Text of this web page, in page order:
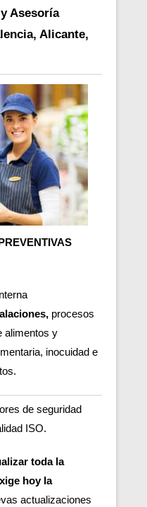
Asesoría
Alicante,
procesos
alimentos y
inocuidad e
de seguridad
ISO.
toda la
hoy la
actualizaciones